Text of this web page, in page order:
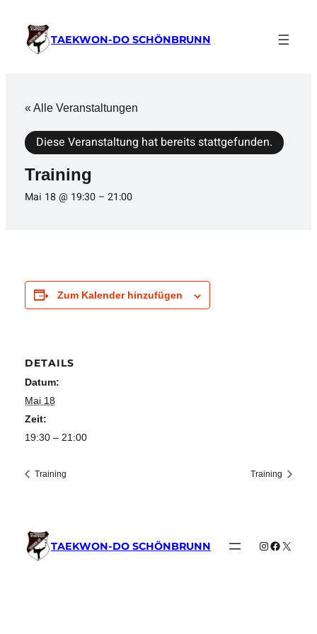
TAEKWON-DO SCHÖNBRUNN
« Alle Veranstaltungen
Diese Veranstaltung hat bereits stattgefunden.
Training
Mai 18 @ 19:30– 21:00
Zum Kalender hinzufügen
DETAILS
Datum:
Mai 18
Zeit:
19:30 – 21:00
Training Training
TAEKWON-DO SCHÖNBRUNN Instagram
X